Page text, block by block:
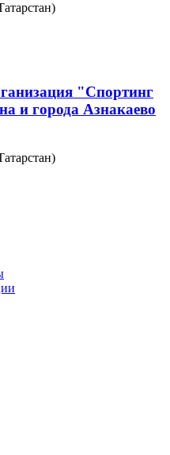
"Спортинг
и города Азнакаево